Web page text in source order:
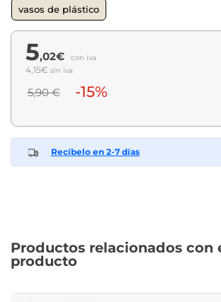
vasos de plástico
5,02€ con iva
4,15€ sin iva
5,90 € -15%
Recíbelo en 2-7 días
Productos relacionados con
producto